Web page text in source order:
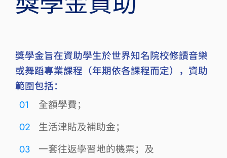
獎學金旨在資助學生於世界知名院校修讀音樂
或舞蹈專業課程（年期依各課程而定），資助
範圍包括：
01
全額學費；
02
生活津貼及補助金；
03
一套往返學習地的機票；及